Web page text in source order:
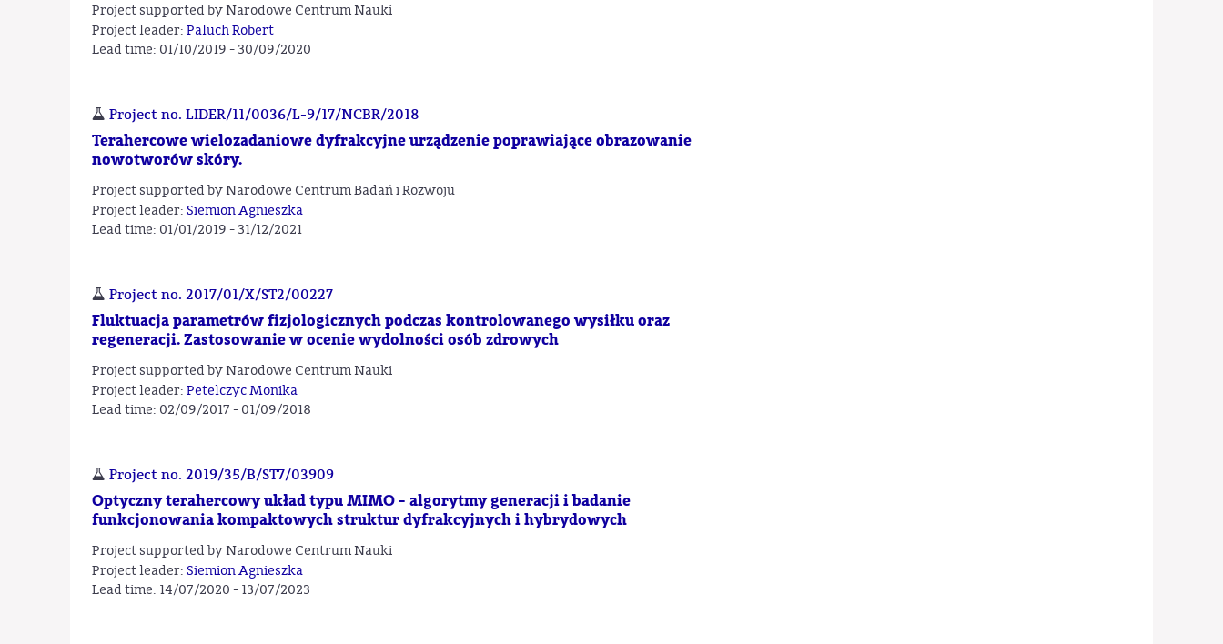
Project supported by Narodowe Centrum Nauki
Project leader:Paluch Robert
Lead time: 01/10/2019 - 30/09/2020
Project no. LIDER/11/0036/L-9/17/NCBR/2018
Terahercowe wielozadaniowe dyfrakcyjne urządzenie poprawiające obrazowanie
nowotworów skóry.
Project supported by Narodowe Centrum Badań i Rozwoju
Project leader: Siemion Agnieszka
Lead time: 01/01/2019 - 31/12/2021
Project no. 2017/01/X/ST2/00227
Fluktuacja parametrów fizjologicznych podczas kontrolowanego wysiłku oraz
regeneracji. Zastosowanie w ocenie wydolności osób zdrowych
Project supported by Narodowe Centrum Nauki
Project leader:Petelczyc Monika
Lead time: 02/09/2017 - 01/09/2018
Project no. 2019/35/B/ST7/03909
Optyczny terahercowy układ typu MIMO - algorytmy generacji i badanie
funkcjonowania kompaktowych struktur dyfrakcyjnych i hybrydowych
Project supported by Narodowe Centrum Nauki
Project leader: Siemion Agnieszka
Lead time: 14/07/2020 - 13/07/2023